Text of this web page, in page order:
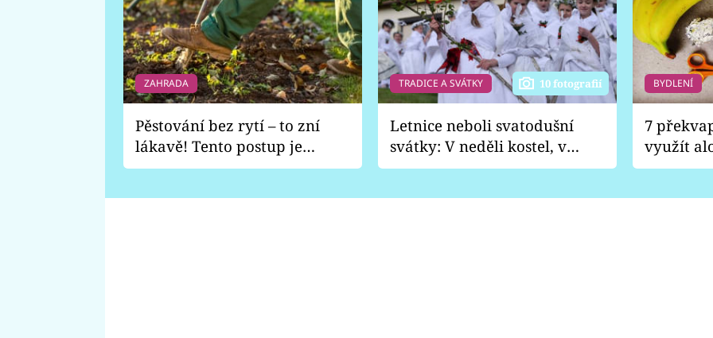
ZAHRADA
Pěstování bez rytí – to zní
lákavě! Tento postup je
vhodný jen pro některé
TRADICE A SVÁTKY 10 fotografií
Letnice neboli svatodušní
svátky: V neděli kostel, v
pondělí zábava
BYDLENÍ
7
využít